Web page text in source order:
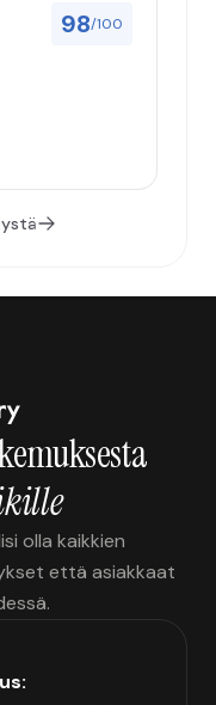
98/100
olla kaikkien
että asiakkaat